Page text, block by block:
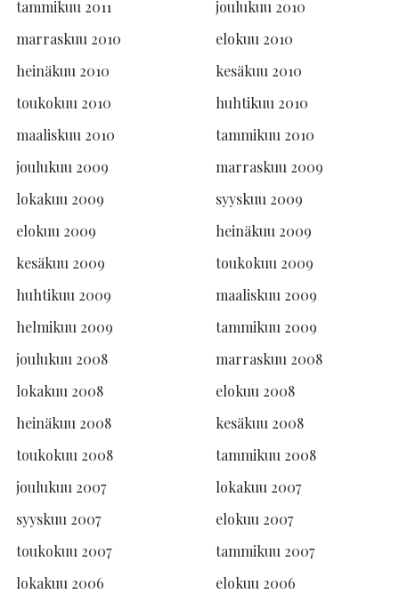
tammikuu 2011
joulukuu 2010
marraskuu 2010
elokuu 2010
heinäkuu 2010
kesäkuu 2010
toukokuu 2010
huhtikuu 2010
maaliskuu 2010
tammikuu 2010
joulukuu 2009
marraskuu 2009
lokakuu 2009
syyskuu 2009
elokuu 2009
heinäkuu 2009
kesäkuu 2009
toukokuu 2009
huhtikuu 2009
maaliskuu 2009
helmikuu 2009
tammikuu 2009
joulukuu 2008
marraskuu 2008
lokakuu 2008
elokuu 2008
heinäkuu 2008
kesäkuu 2008
toukokuu 2008
tammikuu 2008
joulukuu 2007
lokakuu 2007
syyskuu 2007
elokuu 2007
toukokuu 2007
tammikuu 2007
lokakuu 2006
elokuu 2006